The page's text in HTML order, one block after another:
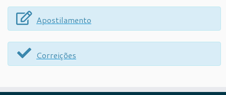
Apostilamento
Correições